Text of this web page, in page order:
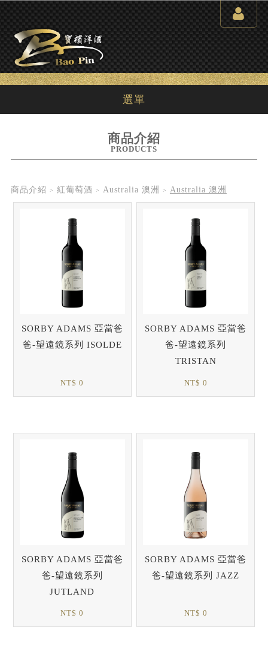
選單
商品介紹
PRODUCTS
商品介紹 紅葡萄酒 Australia 澳洲 Australia 澳洲
SORBY ADAMS 亞當爸
爸-望遠鏡系列 ISOLDE
NT$ 0
SORBY ADAMS 亞當爸
爸-望遠鏡系列
TRISTAN
NT$ 0
SORBY ADAMS 亞當爸
爸-望遠鏡系列
JUTLAND
NT$ 0
SORBY ADAMS 亞當爸
爸-望遠鏡系列 JAZZ
NT$ 0